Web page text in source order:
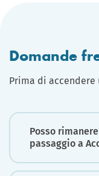
Domande
Prima di
Posso
passaggio a